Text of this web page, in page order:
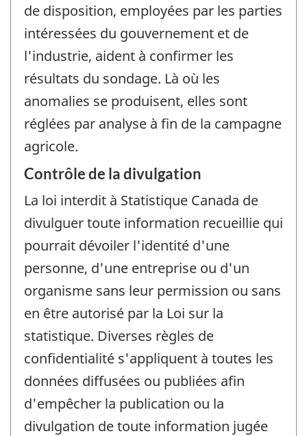
de disposition, employées par les parties
intéressées du gouvernement et de
l'industrie, aident à confirmer les
résultats du sondage. Là où les
anomalies se produisent, elles sont
réglées par analyse à fin de la campagne
agricole.
Contrôle de la divulgation
La loi interdit à Statistique Canada de
divulguer toute information recueillie qui
pourrait dévoiler l'identité d'une
personne, d'une entreprise ou d'un
organisme sans leur permission ou sans
en être autorisé par la Loi sur la
statistique. Diverses règles de
confidentialité s'appliquent à toutes les
données diffusées ou publiées afin
d'empêcher la publication ou la
divulgation de toute information jugée